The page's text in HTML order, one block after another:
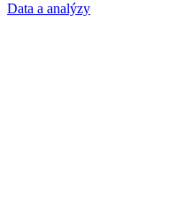
Data a analýzy